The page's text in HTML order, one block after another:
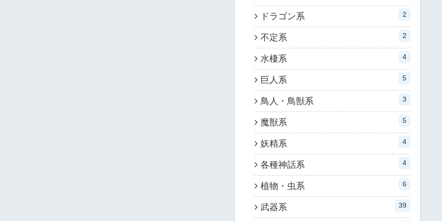
ドラゴン系 2
不定系 2
水棲系 4
巨人系 5
鳥人・鳥獣系 3
魔獣系 5
妖精系 4
各種神話系 4
植物・虫系 6
武器系 39